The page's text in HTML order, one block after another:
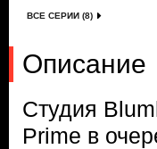
ВСЕ СЕРИИ (8)
Описание
Студия
Prime в